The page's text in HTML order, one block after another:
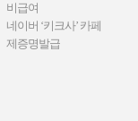
비급여
네이버 ‘키크사’ 카페
제증명발급